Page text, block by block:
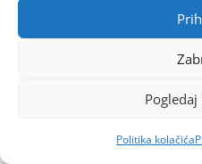
Politika kolačića
permanente dei
può essere
(dormiente).
La